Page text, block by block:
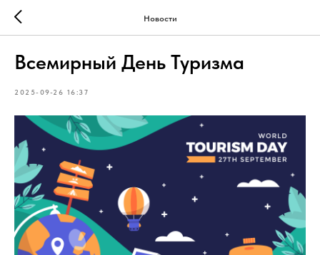
Новости
Всемирный День Туризма
2025-09-26 16:37